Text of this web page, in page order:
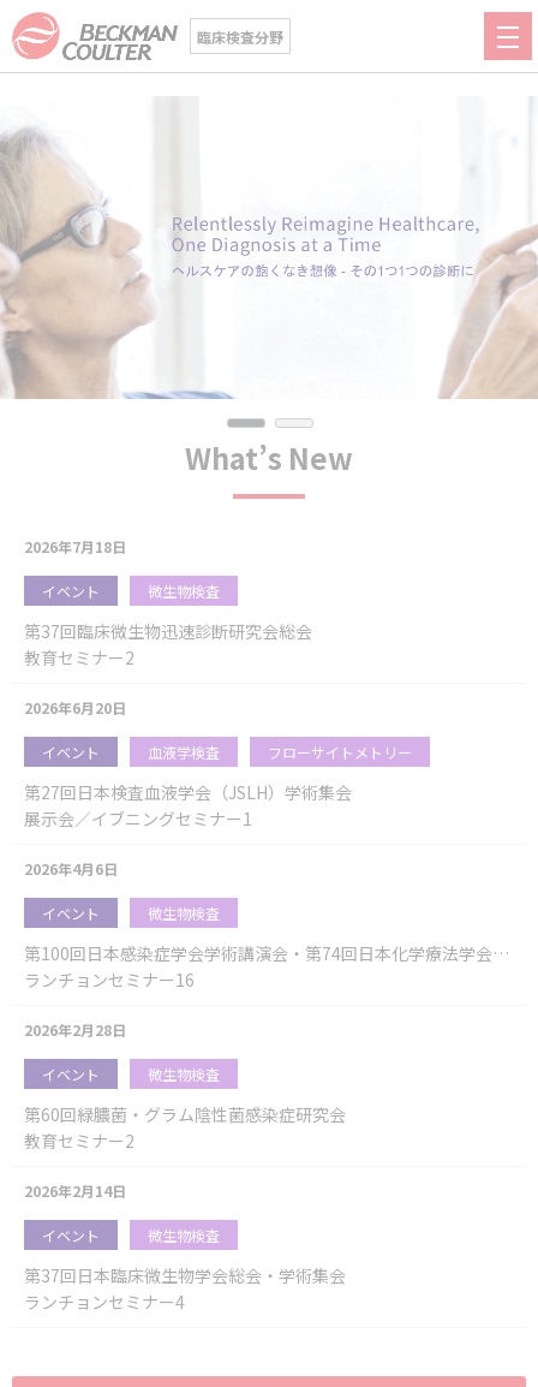
臨床検査分野
What’s New
2026年7月18日
イベント 微生物検査
第37回臨床微生物迅速診断研究会総会
教育セミナー2
2026年6月20日
イベント 血液学検査 フローサイトメトリー
第27回日本検査血液学会（JSLH）学術集会
展示会／イブニングセミナー1
2026年4月6日
イベント 微生物検査
第100回日本感染症学会学術講演会・第74回日本化学療法学会総会 合同学会
ランチョンセミナー16
2026年2月28日
イベント 微生物検査
第60回緑膿菌・グラム陰性菌感染症研究会
教育セミナー2
2026年2月14日
イベント 微生物検査
第37回日本臨床微生物学会総会・学術集会
ランチョンセミナー4